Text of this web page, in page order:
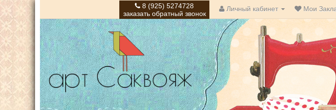
8 (925) 5274728
заказать обратный звонок
Личный кабинет Мои